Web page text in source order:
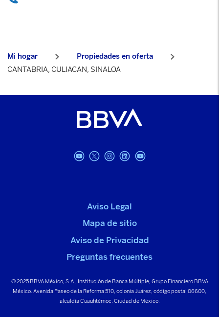
Mi hogar
Propiedades en oferta
CANTABRIA, CULIACAN, SINALOA
Aviso Legal
Mapa de sitio
Aviso de Privacidad
Preguntas frecuentes
© 2025 BBVA México, S.A., Institución de Banca Múltiple, Grupo Financiero BBVA
México. Avenida Paseo de la Reforma 510, colonia Juárez, código postal 06600,
alcaldía Cuauhtémoc, Ciudad de México.